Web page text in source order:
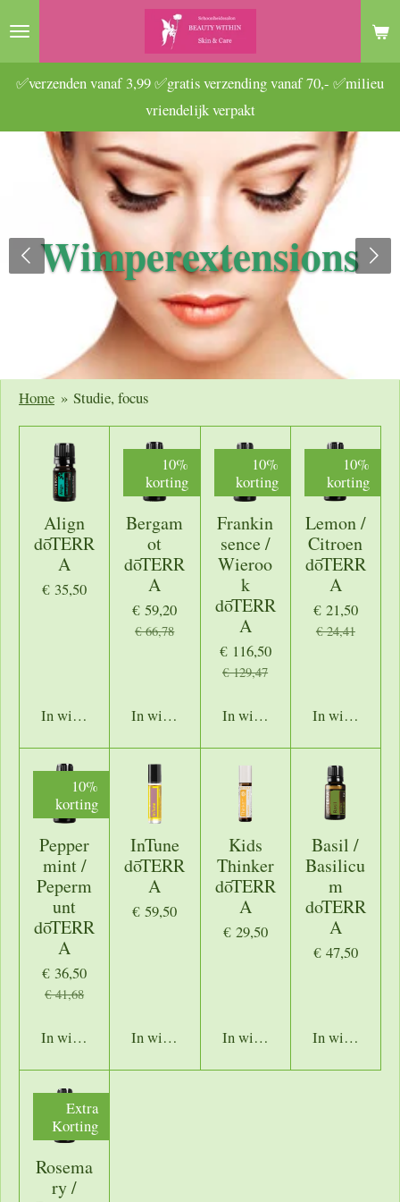
Ga
naar
hoofdinhoud
✅verzenden vanaf 3,99 ✅gratis verzending vanaf 70,- ✅milieu
vriendelijk verpakt
Wimperextensions
Home » Studie, focus
Align
dōTERR
A
€ 35,50
In winkelwagen
10%
korting
Bergam
ot
dōTERR
A
€ 59,20
€ 66,78
In winkelwagen
10%
korting
Frankin
sence /
Wieroo
k
dōTERR
A
€ 116,50
€ 129,47
In winkelwagen
10%
korting
Lemon /
Citroen
dōTERR
A
€ 21,50
€ 24,41
In
10%
korting
Pepper
mint /
Peperm
unt
dōTERR
A
€ 36,50
€ 41,68
In winkelwagen
InTune
dōTERR
A
€ 59,50
In winkelwagen
Kids
Thinker
dōTERR
A
€ 29,50
In winkelwagen
Basil /
Basilicu
m
doTERR
A
€ 47,50
In
Extra
Korting
Rosema
ry /